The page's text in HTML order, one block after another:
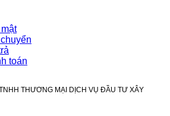
toán
THƯƠNG MẠI DỊCH VỤ ĐẦU TƯ XÂY